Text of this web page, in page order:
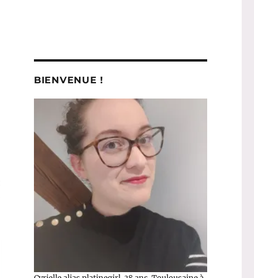
BIENVENUE !